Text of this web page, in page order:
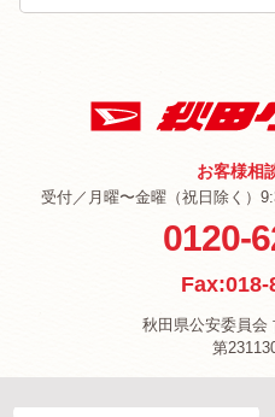
お客様相
受付／月曜〜金曜（祝日除く）
0120-
Fax:018-
秋田県公安委員会
第